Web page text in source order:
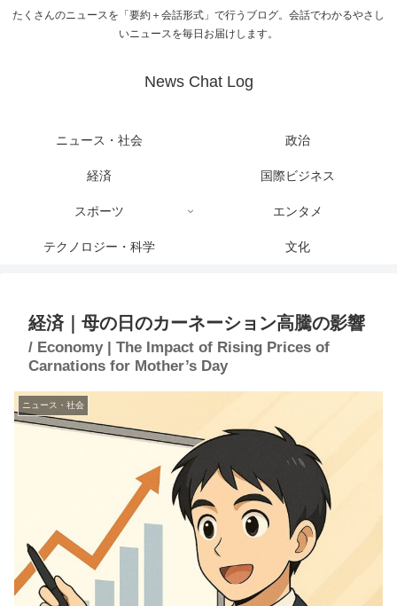
たくさんのニュースを「要約＋会話形式」で行うブログ。会話でわかるやさし
いニュースを毎日お届けします。
News Chat Log
ニュース・社会 政治
経済 国際ビジネス
スポーツ エンタメ
テクノロジー・科学 文化
経済｜母の日のカーネーション高騰の影響
/ Economy | The Impact of Rising Prices of
Carnations for Mother’s Day
ニュース・社会